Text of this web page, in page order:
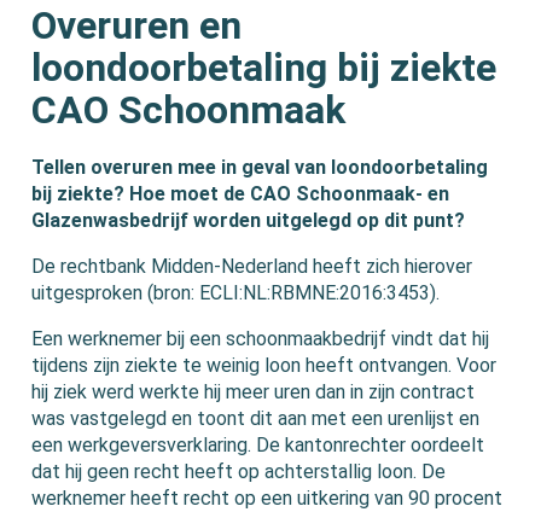
Overuren en
loondoorbetaling bij ziekte
CAO Schoonmaak
Tellen overuren mee in geval van loondoorbetaling
bij ziekte? Hoe moet de CAO Schoonmaak- en
Glazenwasbedrijf worden uitgelegd op dit punt?
De rechtbank Midden-Nederland heeft zich hierover
uitgesproken (bron: ECLI:NL:RBMNE:2016:3453).
Een werknemer bij een schoonmaakbedrijf vindt dat hij
tijdens zijn ziekte te weinig loon heeft ontvangen. Voor
hij ziek werd werkte hij meer uren dan in zijn contract
was vastgelegd en toont dit aan met een urenlijst en
een werkgeversverklaring. De kantonrechter oordeelt
dat hij geen recht heeft op achterstallig loon. De
werknemer heeft recht op een uitkering van 90 procent